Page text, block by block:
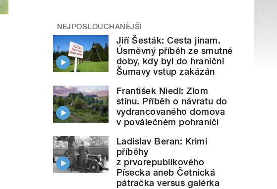
NEJPOSLOUCHANĚJŠÍ
Jiří Šesták: Cesta jinam.
Úsměvný příběh ze smutné
doby, kdy byl do hraniční
Šumavy vstup zakázán
František Niedl: Zlom
stínu. Příběh o návratu do
vydrancovaného domova
v poválečném pohraničí
Ladislav Beran: Krimi
příběhy
z prvorepublikového
Písecka aneb Četnická
pátračka versus galérka